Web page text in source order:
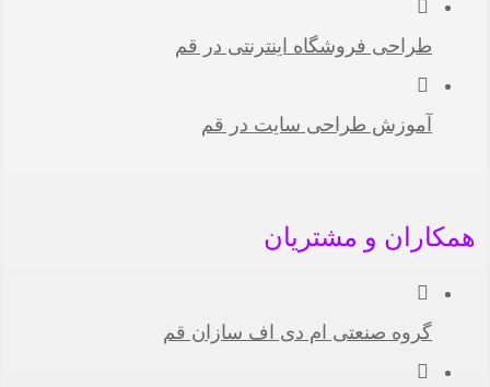
طراحی فروشگاه اینترنتی در قم
آموزش طراحی سایت در قم
همکاران و مشتریان
گروه صنعتی ام دی اف سازان قم